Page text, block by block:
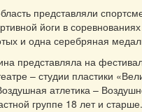
представляли
йоги в
и одна серебряная
представляла на
– студии пластики
атлетика –
группе 18 лет и